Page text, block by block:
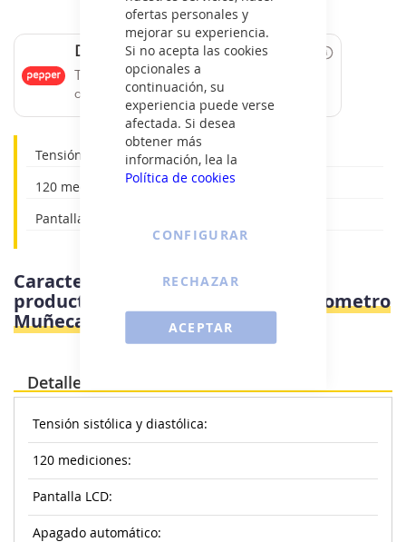
ofertas personales y
mejorar su experiencia.
Si no acepta las cookies
opcionales a
continuación, su
experiencia puede verse
afectada. Si desea
obtener más
información, lea la
Política de cookies
ACEPTAR
CONFIGURAR
RECHAZAR
Date un capricho
Tus compras de 60€ a 2000€ financiadas
con Pepper.
Tensión sistólica y diastólica
120 mediciones
Pantalla LCD
Características e información del
producto
Orbegozo TES3650 - Tensiometro
Muñeca
Detalles
Tensión sistólica y diastólica:
120 mediciones:
Pantalla LCD:
Apagado automático: